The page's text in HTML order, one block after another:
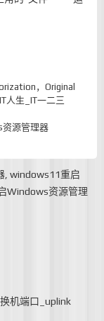
，Original
IT人生_IT一二三
源管理器
windows11重启
Windows资源管理
机端口_uplink